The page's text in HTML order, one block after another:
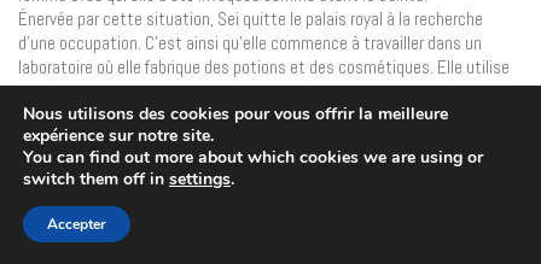
Énervée par cette situation, Sei quitte le palais royal à la recherche
d’une occupation. C’est ainsi qu’elle commence à travailler dans un
laboratoire où elle fabrique des potions et des cosmétiques. Elle utilise
sa magie pour répondre aux demandes et des personnes commencent à
se demander si elle ne serait pas la vraie Sainte.
Sei pourra-t-elle profiter de sa vie dans ce nouveau monde sans que son
titre de Sainte ne soit découvert ?
Nous utilisons des cookies pour vous offrir la meilleure
expérience sur notre site.
You can find out more about which cookies we are using or
switch them off in settings.
Accepter